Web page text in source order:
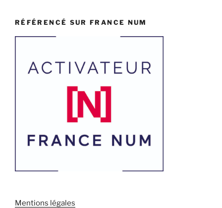
RÉFÉRENCÉ SUR FRANCE NUM
Mentions légales